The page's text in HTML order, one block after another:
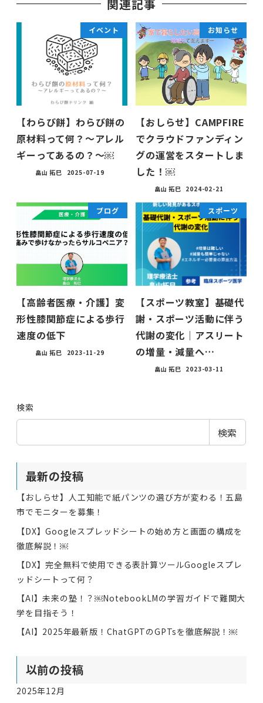
関連記事
イベント
【わらび餅】わらび餅の
原材料って何？〜アレル
ギーってあるの？〜￼
畠山 拓巳 2025-07-19
お知らせ
【おしらせ】CAMPFIRE
でクラウドファンディン
グの運営をスタートしま
した！￼
畠山 拓巳 2024-02-21
ブログ
【高齢者医療・介護】変
形性膝関節症による歩行
速度の低下
畠山 拓巳 2023-11-29
スポーツ
【スポーツ教室】基礎代
謝・スポーツ活動に伴う
代謝の変化｜アスリート
の増量・減量へ…
畠山 拓巳 2023-03-11
検索
検索
最新の投稿
【おしらせ】人工知能で紙パンツの選び方が変わる！五島
市でモニターを募集！
【DX】Googleスプレッドシートの始め方と画面の構成を
徹底解説！￼
【DX】完全無料で使用できる表計算ツールGoogleスプレ
ッドシートって何？
【AI】未来の塾！？￼NotebookLMの学習ガイドで難関大
学を目指そう！
【AI】2025年最新版！ChatGPTのGPTsを徹底解説！￼
以前の投稿
2025年12月